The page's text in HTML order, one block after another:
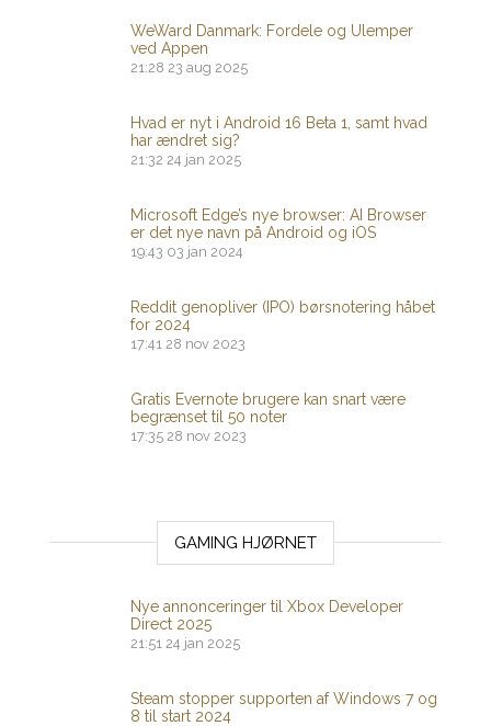
WeWard Danmark: Fordele og Ulemper
ved Appen
21:28 23 aug 2025
Hvad er nyt i Android 16 Beta 1, samt hvad
har ændret sig?
21:32 24 jan 2025
Microsoft Edge’s nye browser: AI Browser
er det nye navn på Android og iOS
19:43 03 jan 2024
Reddit genopliver (IPO) børsnotering håbet
for 2024
17:41 28 nov 2023
Gratis Evernote brugere kan snart være
begrænset til 50 noter
17:35 28 nov 2023
GAMING HJØRNET
Nye annonceringer til Xbox Developer
Direct 2025
21:51 24 jan 2025
Steam stopper supporten af ​​Windows 7 og
8 til start 2024